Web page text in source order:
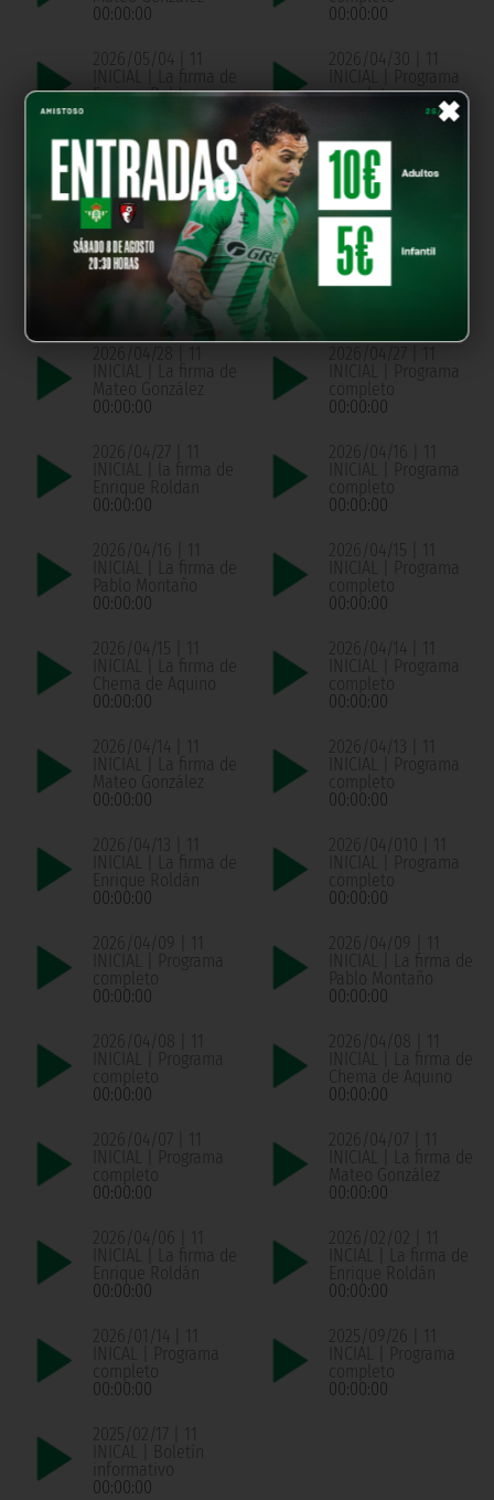
×
00:00:00
00:00:00
2026/05/04 | 11
INICIAL | La firma de
Enrique Roldan
2026/04/30 | 11
INICIAL | Programa
completo
2026/04/30 | 11
INICIAL | La firma de
Pablo Montaño
00:00:00
2026/04/29 | 11
INICIAL | Programa
completo
00:00:00
2026/04/29 | 11
INICIAL | La firma de
Chema de Aquino
2026/04/28 | 11
INICIAL | Programa
completo
2026/04/28 | 11
INICIAL | La firma de
Mateo González
00:00:00
2026/04/27 | 11
INICIAL | Programa
completo
00:00:00
2026/04/27 | 11
INICIAL | la firma de
Enrique Roldan
00:00:00
2026/04/16 | 11
INICIAL | Programa
completo
00:00:00
2026/04/16 | 11
INICIAL | La firma de
Pablo Montaño
00:00:00
2026/04/15 | 11
INICIAL | Programa
completo
00:00:00
2026/04/15 | 11
INICIAL | La firma de
Chema de Aquino
00:00:00
2026/04/14 | 11
INICIAL | Programa
completo
00:00:00
2026/04/14 | 11
INICIAL | La firma de
Mateo González
00:00:00
2026/04/13 | 11
INICIAL | Programa
completo
00:00:00
2026/04/13 | 11
INICIAL | La firma de
Enrique Roldán
00:00:00
2026/04/010 | 11
INICIAL | Programa
completo
00:00:00
2026/04/09 | 11
INICIAL | Programa
completo
00:00:00
2026/04/09 | 11
INICIAL | La firma de
Pablo Montaño
00:00:00
2026/04/08 | 11
INICIAL | Programa
completo
00:00:00
2026/04/08 | 11
INICIAL | La firma de
Chema de Aquino
00:00:00
2026/04/07 | 11
INICIAL | Programa
completo
00:00:00
2026/04/07 | 11
INICIAL | La firma de
Mateo González
00:00:00
2026/04/06 | 11
INICIAL | La firma de
Enrique Roldán
00:00:00
2026/02/02 | 11
INCIAL | La firma de
Enrique Roldán
00:00:00
2026/01/14 | 11
INICAL | Programa
completo
00:00:00
2025/09/26 | 11
INCIAL | Programa
completo
00:00:00
2025/02/17 | 11
INICAL | Boletín
informativo
00:00:00